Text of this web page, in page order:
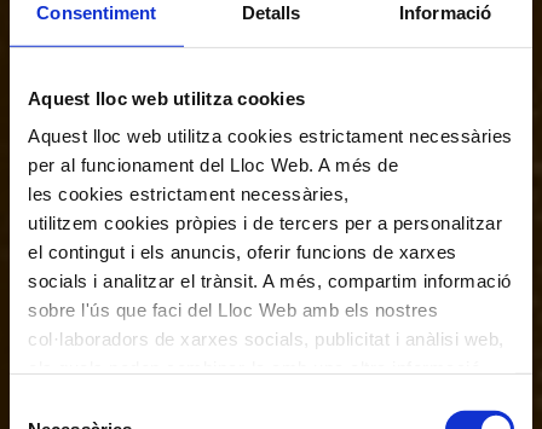
Consentiment Detalls Informació
Aquest lloc web utilitza cookies
Aquest lloc web utilitza cookies estrictament necessàries
per al funcionament del Lloc Web. A més de
les cookies estrictament necessàries,
utilitzem cookies pròpies i de tercers per a personalitzar
el contingut i els anuncis, oferir funcions de xarxes
socials i analitzar el trànsit. A més, compartim informació
sobre l'ús que faci del Lloc Web amb els nostres
col·laboradors de xarxes socials, publicitat i anàlisi web,